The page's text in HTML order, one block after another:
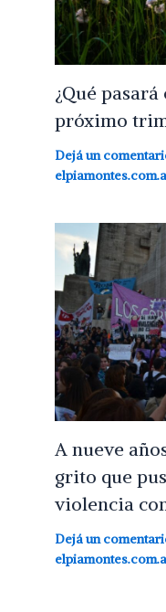
¿Qué
próximo
Dejá un
A nueve
grito que
violencia
Dejá un